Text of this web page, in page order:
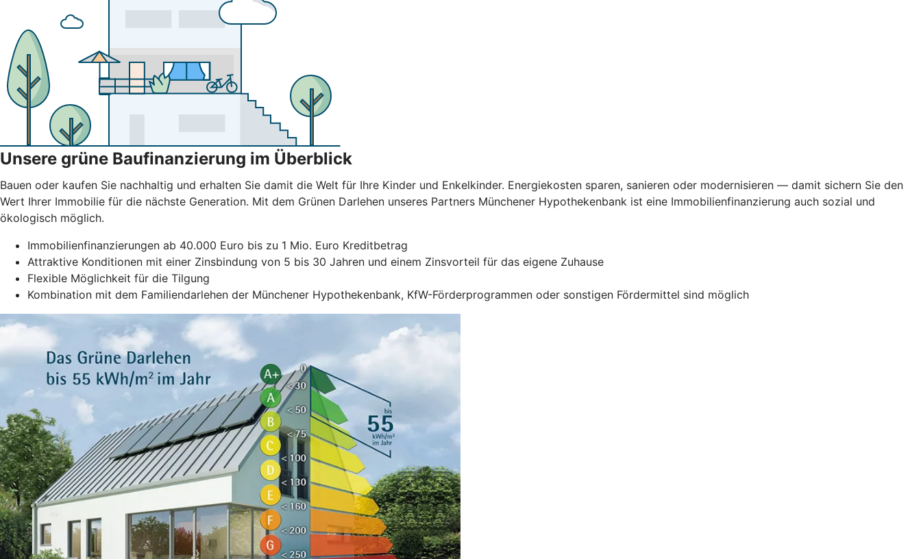
Unsere grüne Baufinanzierung im Überblick
Bauen oder kaufen Sie nachhaltig und erhalten Sie damit die Welt für Ihre Kinder und Enkelkinder. Energiekosten sparen, sanieren oder modernisieren — damit sichern Sie den
Wert Ihrer Immobilie für die nächste Generation. Mit dem Grünen Darlehen unseres Partners Münchener Hypothekenbank ist eine Immobilienfinanzierung auch sozial und
ökologisch möglich.
Immobilienfinanzierungen ab 40.000 Euro bis zu 1 Mio. Euro Kreditbetrag
Attraktive Konditionen mit einer Zinsbindung von 5 bis 30 Jahren und einem Zinsvorteil für das eigene Zuhause
Flexible Möglichkeit für die Tilgung
Kombination mit dem Familiendarlehen der Münchener Hypothekenbank, KfW-Förderprogrammen oder sonstigen Fördermittel sind möglich